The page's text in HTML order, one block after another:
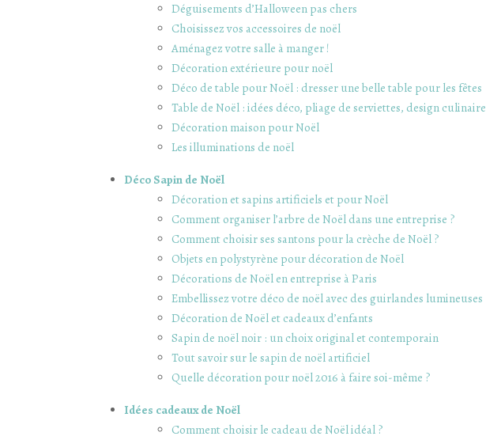
Déguisements d’Halloween pas chers
Choisissez vos accessoires de noël
Aménagez votre salle à manger !
Décoration extérieure pour noël
Déco de table pour Noël : dresser une belle table pour les fêtes
Table de Noël : idées déco, pliage de serviettes, design culinaire
Décoration maison pour Noël
Les illuminations de noël
Déco Sapin de Noël
Décoration et sapins artificiels et pour Noël
Comment organiser l’arbre de Noël dans une entreprise ?
Comment choisir ses santons pour la crèche de Noël ?
Objets en polystyrène pour décoration de Noël
Décorations de Noël en entreprise à Paris
Embellissez votre déco de noël avec des guirlandes lumineuses
Décoration de Noël et cadeaux d’enfants
Sapin de noël noir : un choix original et contemporain
Tout savoir sur le sapin de noël artificiel
Quelle décoration pour noël 2016 à faire soi-même ?
Idées cadeaux de Noël
Comment choisir le cadeau de Noël idéal ?